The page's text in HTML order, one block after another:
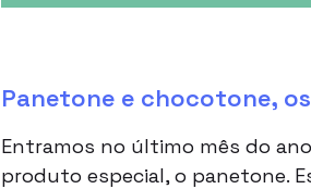
Panetone e chocotone,
Entramos no último mês do
produto especial, o panetone.